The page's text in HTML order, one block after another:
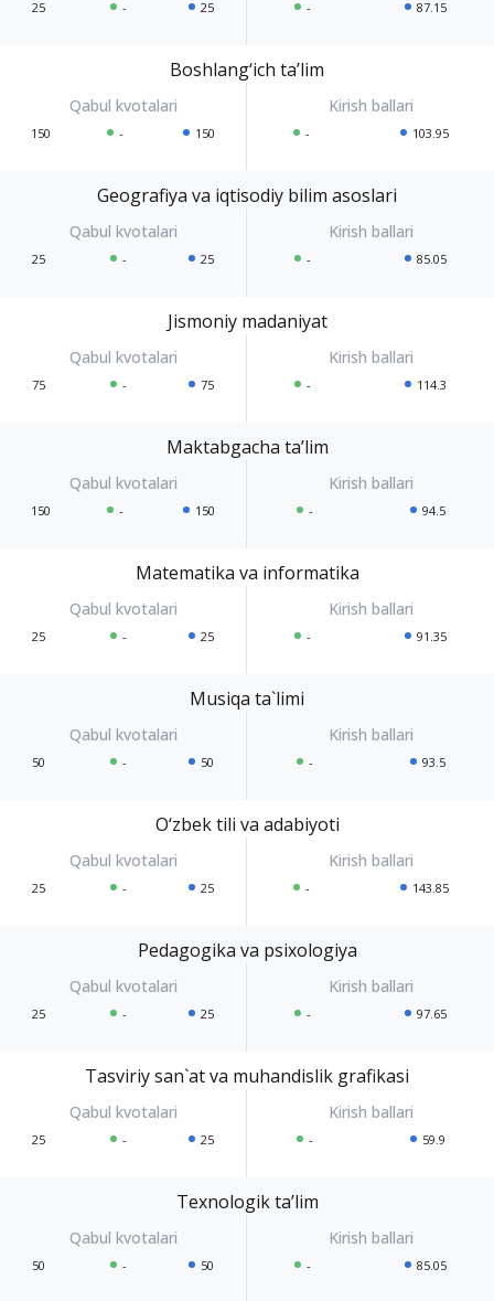
25 - 25 - 87.15
Boshlang‘ich ta’lim
150 - 150 - 103.95
Geografiya va iqtisodiy bilim asoslari
25 - 25 - 85.05
Jismoniy madaniyat
75 - 75 - 114.3
Maktabgacha ta’lim
150 - 150 - 94.5
Matematika va informatika
25 - 25 - 91.35
Musiqa ta`limi
50 - 50 - 93.5
O‘zbek tili va adabiyoti
25 - 25 - 143.85
Pedagogika va psixologiya
25 - 25 - 97.65
Tasviriy san`at va muhandislik grafikasi
25 - 25 - 59.9
Texnologik ta’lim
50 - 50 - 85.05